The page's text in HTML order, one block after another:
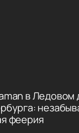
в Ледовом
феерия